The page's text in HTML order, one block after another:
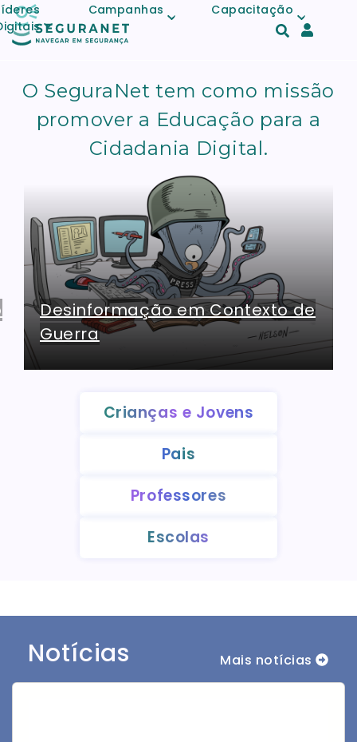
Skip to main contentCampanhas Capacitação
registo
conta
O SeguraNet tem como missão
promover a Educação para a
Cidadania Digital.
Desinformação em Contexto de
Guerra
https://www.seguranet.pt/campanha-
desinformacao-em-contexto-de-guerra
Crianças e Jovens
Pais
Professores
Escolas
Notícias Mais notícias